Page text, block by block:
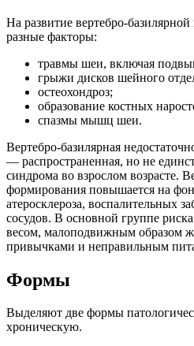
На развитие вертебро-
разные факторы:
травмы шеи, включая
грыжи дисков шейного
остеохондроз;
образование костных
спазмы мышц шеи.
Вертебро-базилярная
— распространенная, но не
синдрома во взрослом возрасте.
формирования повышается на
атеросклероза, воспалительных
сосудов. В основной группе
весом, малоподвижным образом
привычками и неправильным
Формы
Выделяют две формы
хроническую.